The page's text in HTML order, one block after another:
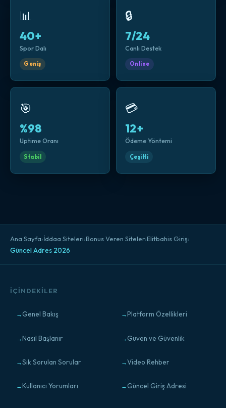
📊
40+
Spor Dalı
Geniş
🔒
7/24
Canlı Destek
Online
🎯
%98
Uptime Oranı
Stabil
💳
12+
Ödeme Yöntemi
Çeşitli
Ana Sayfa›İddaa Siteleri›Bonus Veren Siteler›Elitbahis Giriş›
Güncel Adres 2026
İÇINDEKILER
Genel Bakış Platform Özellikleri
Nasıl Başlanır Güven ve Güvenlik
Sık Sorulan Sorular Video Rehber
Kullanıcı Yorumları Güncel Giriş Adresi